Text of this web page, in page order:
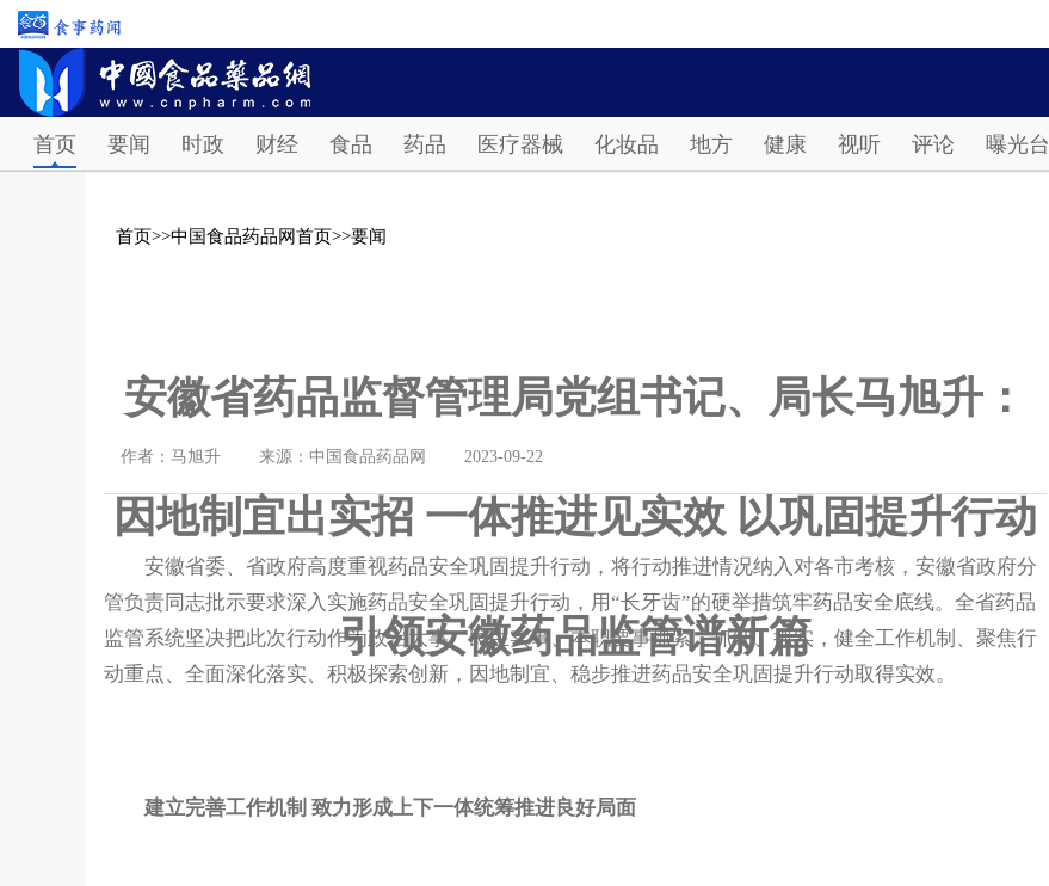
首页 要闻 时政 财经 食品 药品 医疗器械 化妆品 地方 健康 视听 评论 曝光台
首页>>中国食品药品网首页>>要闻
安徽省药品监督管理局党组书记、局长马旭升：
因地制宜出实招 一体推进见实效 以巩固提升行动
引领安徽药品监管谱新篇
作者：马旭升 来源：中国食品药品网 2023-09-22
安徽省委、省政府高度重视药品安全巩固提升行动，将行动推进情况纳入对各市考核，安徽省政府分
管负责同志批示要求深入实施药品安全巩固提升行动，用“长牙齿”的硬举措筑牢药品安全底线。全省药品
监管系统坚决把此次行动作为政治大事、民生实事、本职要事抓紧、抓细、抓实，健全工作机制、聚焦行
动重点、全面深化落实、积极探索创新，因地制宜、稳步推进药品安全巩固提升行动取得实效。
建立完善工作机制 致力形成上下一体统筹推进良好局面